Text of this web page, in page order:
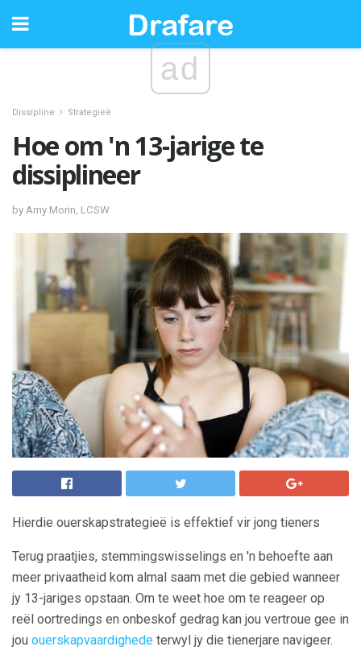
ad
Dissipline Strategieë
Hoe om 'n 13-jarige te
dissiplineer
by Amy Morin, LCSW
Hierdie ouerskapstrategieë is effektief vir jong tieners
Terug praatjies, stemmingswisselings en 'n behoefte aan
meer privaatheid kom almal saam met die gebied wanneer
jy 13-jariges opstaan. Om te weet hoe om te reageer op
reël oortredings en onbeskof gedrag kan jou vertroue gee in
jou ouerskapvaardighede terwyl jy die tienerjare navigeer.